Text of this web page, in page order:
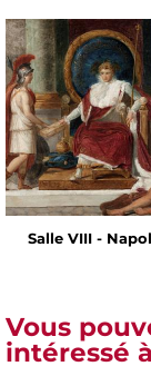
Salle VIII -
Vous
intéressé à